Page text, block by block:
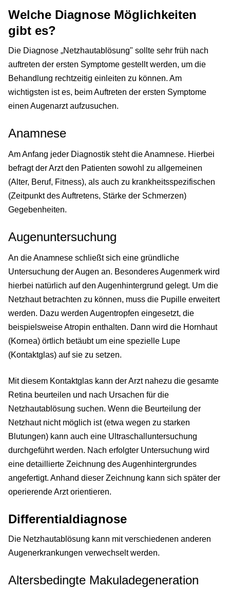
Welche Diagnose Möglichkeiten
gibt es?
Die Diagnose „Netzhautablösung" sollte sehr früh nach
auftreten der ersten Symptome gestellt werden, um die
Behandlung rechtzeitig einleiten zu können. Am
wichtigsten ist es, beim Auftreten der ersten Symptome
einen Augenarzt aufzusuchen.
Anamnese
Am Anfang jeder Diagnostik steht die Anamnese. Hierbei
befragt der Arzt den Patienten sowohl zu allgemeinen
(Alter, Beruf, Fitness), als auch zu krankheitsspezifischen
(Zeitpunkt des Auftretens, Stärke der Schmerzen)
Gegebenheiten.
Augenuntersuchung
An die Anamnese schließt sich eine gründliche
Untersuchung der Augen an. Besonderes Augenmerk wird
hierbei natürlich auf den Augenhintergrund gelegt. Um die
Netzhaut betrachten zu können, muss die Pupille erweitert
werden. Dazu werden Augentropfen eingesetzt, die
beispielsweise Atropin enthalten. Dann wird die Hornhaut
(Kornea) örtlich betäubt um eine spezielle Lupe
(Kontaktglas) auf sie zu setzen.
Mit diesem Kontaktglas kann der Arzt nahezu die gesamte
Retina beurteilen und nach Ursachen für die
Netzhautablösung suchen. Wenn die Beurteilung der
Netzhaut nicht möglich ist (etwa wegen zu starken
Blutungen) kann auch eine Ultraschalluntersuchung
durchgeführt werden. Nach erfolgter Untersuchung wird
eine detaillierte Zeichnung des Augenhintergrundes
angefertigt. Anhand dieser Zeichnung kann sich später der
operierende Arzt orientieren.
Differentialdiagnose
Die Netzhautablösung kann mit verschiedenen anderen
Augenerkrankungen verwechselt werden.
Altersbedingte Makuladegeneration